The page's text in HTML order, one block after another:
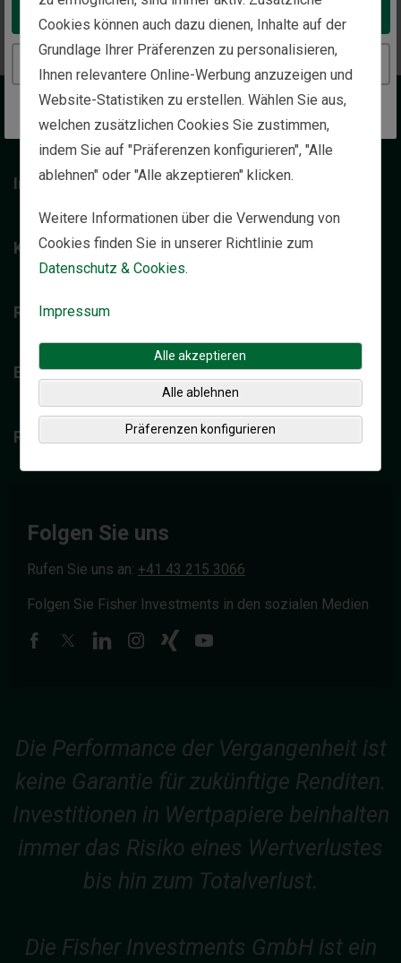
Take me to the United States website
Wir über uns
Individuelle Vermögensverwaltung
Kontakt
Rechtliche Hinweise
Einblicke
Ressourcenbibliothek
Folgen Sie uns
Rufen Sie uns an: +41 43 215 3066
Folgen Sie Fisher Investments in den sozialen Medien
Die Performance der Vergangenheit ist
keine Garantie für zukünftige Renditen.
Investitionen in Wertpapiere beinhalten
immer das Risiko eines Wertverlustes
bis hin zum Totalverlust.
Die Fisher Investments GmbH ist ein
Cookies können auch dazu dienen, Inhalte auf der
Grundlage Ihrer Präferenzen zu personalisieren,
Ihnen relevantere Online-Werbung anzuzeigen und
Website-Statistiken zu erstellen. Wählen Sie aus,
welchen zusätzlichen Cookies Sie zustimmen,
indem Sie auf "Präferenzen konfigurieren", "Alle
ablehnen" oder "Alle akzeptieren" klicken.
Weitere Informationen über die Verwendung von
Cookies finden Sie in unserer Richtlinie zum
Datenschutz & Cookies.
Impressum
Alle akzeptieren
Alle ablehnen
Präferenzen konfigurieren